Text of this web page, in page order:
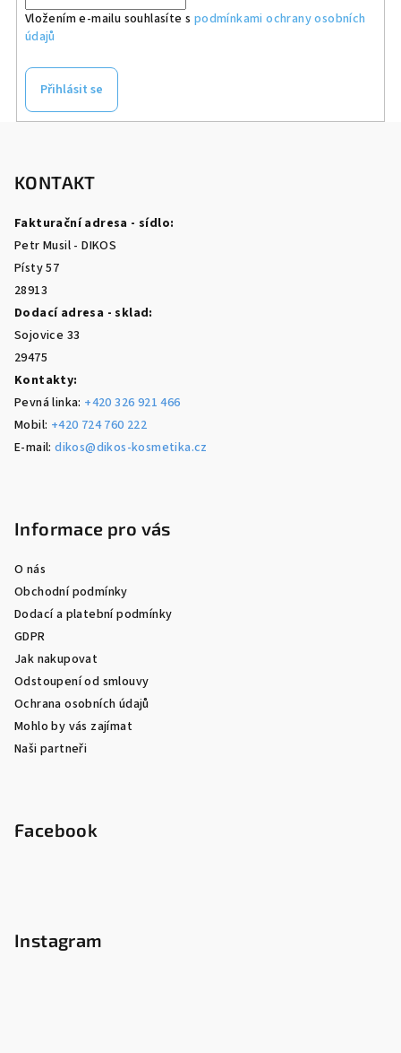
Vložením e-mailu souhlasíte s podmínkami ochrany osobních
údajů
Přihlásit se
KONTAKT
Fakturační adresa - sídlo:
Petr Musil - DIKOS
Písty 57
28913
Dodací adresa - sklad:
Sojovice 33
29475
Kontakty:
Pevná linka: +420 326 921 466
Mobil: +420 724 760 222
E-mail:dikos@dikos-kosmetika.cz
Informace pro vás
O nás
Obchodní podmínky
Dodací a platební podmínky
GDPR
Jak nakupovat
Odstoupení od smlouvy
Ochrana osobních údajů
Mohlo by vás zajímat
Naši partneři
Facebook
Instagram